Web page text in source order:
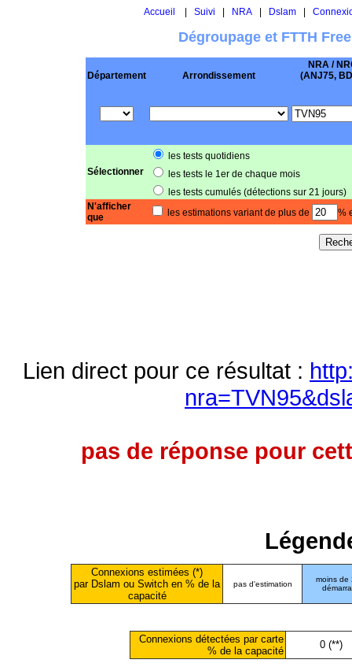
Accueil Suivi NRA| Dslam|
Dégroupage et FTTH
Département Arrondissement
NRA /
(ANJ75,
Sélectionner
les tests quotidiens
les tests le 1er de chaque mois
les tests cumulés (détections sur 21 jours)
N'afficher
que
les estimations variant de plus de %
Lien direct pour ce résultat :
pas de réponse pour
Connexions estimées (*)
par Dslam ou Switch en % de la
capacité
pas d'estimation
moins de
Connexions détectées par carte
% de la capacité
0 (**)